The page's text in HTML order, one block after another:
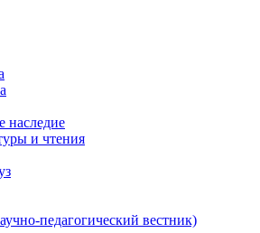
наследие
и чтения
педагогический вестник)